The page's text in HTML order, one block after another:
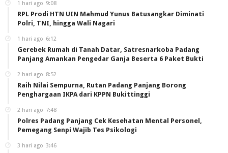
1 hari ago 9:08
RPL Prodi HTN UIN Mahmud Yunus Batusangkar Diminati
Polri, TNI, hingga Wali Nagari
1 hari ago 6:12
Gerebek Rumah di Tanah Datar, Satresnarkoba Padang
Panjang Amankan Pengedar Ganja Beserta 6 Paket Bukti
2 hari ago 8:52
Raih Nilai Sempurna, Rutan Padang Panjang Borong
Penghargaan IKPA dari KPPN Bukittinggi
2 hari ago 7:48
Polres Padang Panjang Cek Kesehatan Mental Personel,
Pemegang Senpi Wajib Tes Psikologi
3 hari ago 3:46